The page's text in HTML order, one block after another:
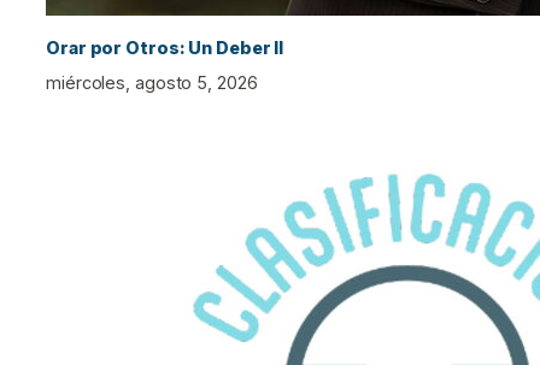
Orar por Otros: Un Deber II
miércoles, agosto 5, 2026